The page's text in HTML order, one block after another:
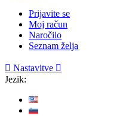
Prijavite se
Moj račun
Naročilo
Seznam želja
 Nastavitve 
Jezik: